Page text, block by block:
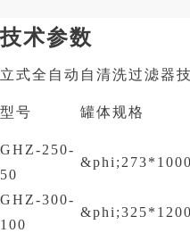
技术参数
立式全自动自清洗过滤器
型号 罐体规格
GHZ-250-
50
&phi;273*1000
GHZ-300-
100
&phi;325*1200